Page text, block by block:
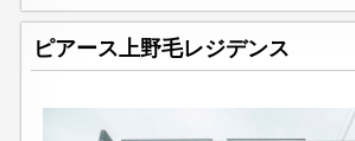
ピアース上野毛レジデンス